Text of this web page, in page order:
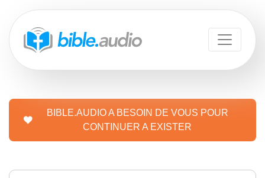
BIBLE.AUDIO A BESOIN DE VOUS POUR
CONTINUER A EXISTER